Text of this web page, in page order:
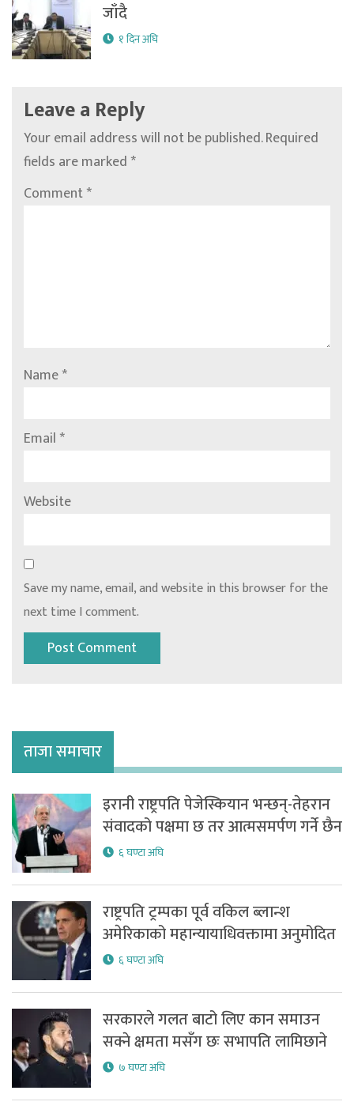
जाँदै
१ दिन अघि
Leave a Reply
Your email address will not be published.Required
fields are marked*
Comment*
Name*
Email*
Website
Save my name, email, and website in this browser for the
next time I comment.
ताजा समाचार
इरानी राष्ट्रपति पेजेस्कियान भन्छन्-तेहरान
संवादको पक्षमा छ तर आत्मसमर्पण गर्ने छैन
६ घण्टा अघि
राष्ट्रपति ट्रम्पका पूर्व वकिल ब्लान्श
अमेरिकाको महान्यायाधिवक्तामा अनुमोदित
६ घण्टा अघि
सरकारले गलत बाटो लिए कान समाउन
सक्ने क्षमता मसँग छः सभापति लामिछाने
७ घण्टा अघि